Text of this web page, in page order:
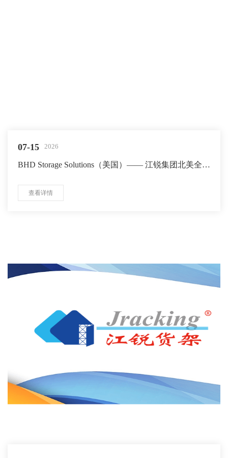
07-15 2026
BHD Storage Solutions（美国）—— 江锐集团北美全资
查看详情